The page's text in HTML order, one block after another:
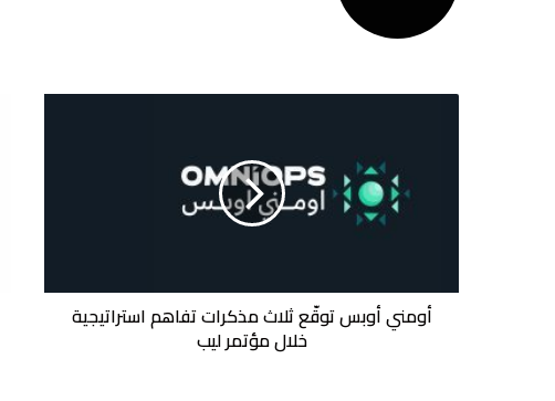
أومني
مؤتمر
أومني أوبس توقّع ثلاث مذكرات تفاهم استراتيجية
خلال مؤتمر ليب